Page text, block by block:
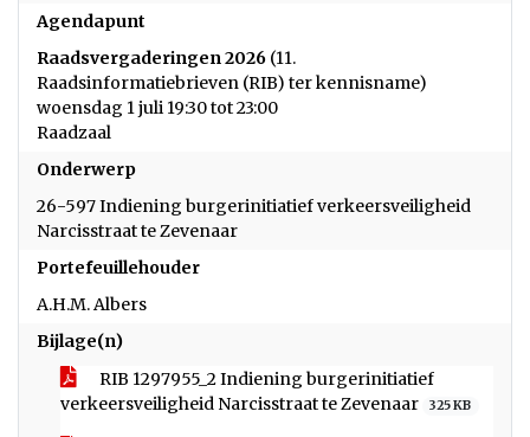
Agendapunt
Raadsvergaderingen 2026 (11.
Raadsinformatiebrieven (RIB) ter kennisname)
woensdag 1 juli 19:30 tot 23:00
Raadzaal
Onderwerp
26-597 Indiening burgerinitiatief verkeersveiligheid
Narcisstraat te Zevenaar
Portefeuillehouder
A.H.M. Albers
Bijlage(n)
RIB 1297955_2 Indiening burgerinitiatief
verkeersveiligheid Narcisstraat te Zevenaar
325 KB